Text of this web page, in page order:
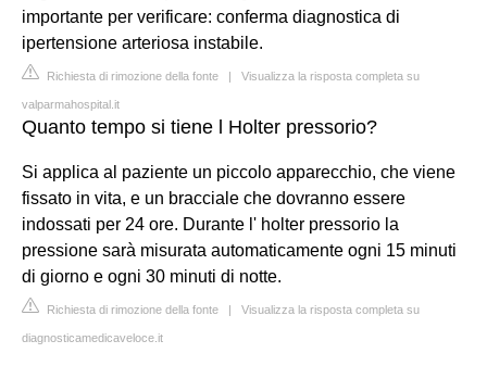
importante per verificare: conferma diagnostica di
ipertensione arteriosa instabile.
Richiesta di rimozione della fonte | Visualizza la risposta completa su
valparmahospital.it
Quanto tempo si tiene l Holter pressorio?
Si applica al paziente un piccolo apparecchio, che viene
fissato in vita, e un bracciale che dovranno essere
indossati per 24 ore. Durante l' holter pressorio la
pressione sarà misurata automaticamente ogni 15 minuti
di giorno e ogni 30 minuti di notte.
Richiesta di rimozione della fonte | Visualizza la risposta completa su
diagnosticamedicaveloce.it